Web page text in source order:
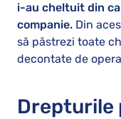
i-au cheltuit din
companie. Din
să păstrezi toate
decontate de
Drepturile